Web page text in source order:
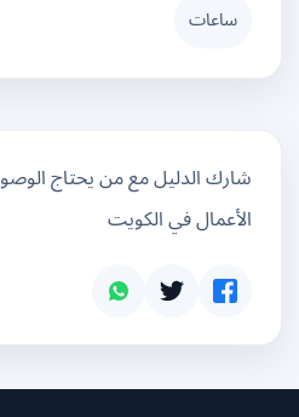
ساعات
شارك الدليل مع من يحتاج الوصول
الأعمال في الكويت